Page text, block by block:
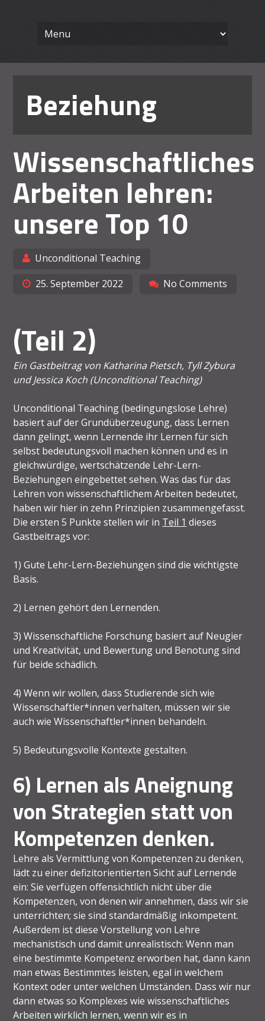
Arbeiten
Beziehung
Wissenschaftliches
Arbeiten lehren:
unsere Top 10
Unconditional Teaching
25. September 2022
No Comments
(Teil 2)
Ein Gastbeitrag von Katharina Pietsch, Tyll Zybura
und Jessica Koch (Unconditional Teaching)
Unconditional Teaching (bedingungslose Lehre)
basiert auf der Grundüberzeugung, dass Lernen
dann gelingt, wenn Lernende ihr Lernen für sich
selbst bedeutungsvoll machen können und es in
gleichwürdige, wertschätzende Lehr-Lern-
Beziehungen eingebettet sehen. Was das für das
Lehren von wissenschaftlichem Arbeiten bedeutet,
haben wir hier in zehn Prinzipien zusammengefasst.
Die ersten 5 Punkte stellen wir in Teil 1 dieses
Gastbeitrags vor:
1) Gute Lehr-Lern-Beziehungen sind die wichtigste
Basis.
2) Lernen gehört den Lernenden.
3) Wissenschaftliche Forschung basiert auf Neugier
und Kreativität, und Bewertung und Benotung sind
für beide schädlich.
4) Wenn wir wollen, dass Studierende sich wie
Wissenschaftler*innen verhalten, müssen wir sie
auch wie Wissenschaftler*innen behandeln.
5) Bedeutungsvolle Kontexte gestalten.
6) Lernen als Aneignung
von Strategien statt von
Kompetenzen denken.
Lehre als Vermittlung von Kompetenzen zu denken,
lädt zu einer defizitorientierten Sicht auf Lernende
ein: Sie verfügen offensichtlich nicht über die
Kompetenzen, von denen wir annehmen, dass wir sie
unterrichten; sie sind standardmäßig inkompetent.
Außerdem ist diese Vorstellung von Lehre
mechanistisch und damit unrealistisch: Wenn man
eine bestimmte Kompetenz erworben hat, dann kann
man etwas Bestimmtes leisten, egal in welchem
Kontext oder unter welchen Umständen. Dass wir nur
dann etwas so Komplexes wie wissenschaftliches
Arbeiten wirklich lernen, wenn wir es in